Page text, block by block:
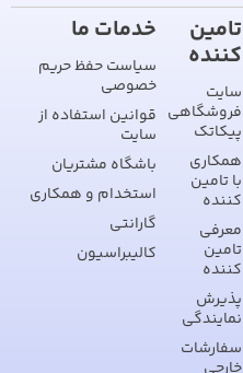
تامین
کننده
سایت
فروشگاهی
پیکاتک
همکاری
با تامین
کننده
معرفی
تامین
کننده
پذیرش
نمایندگی
سفارشات
خدمات ما
سیاست حفظ حریم
خصوصی
قوانین استفاده از
سایت
باشگاه مشتریان
استخدام و همکاری
گارانتی
کالیبراسیون